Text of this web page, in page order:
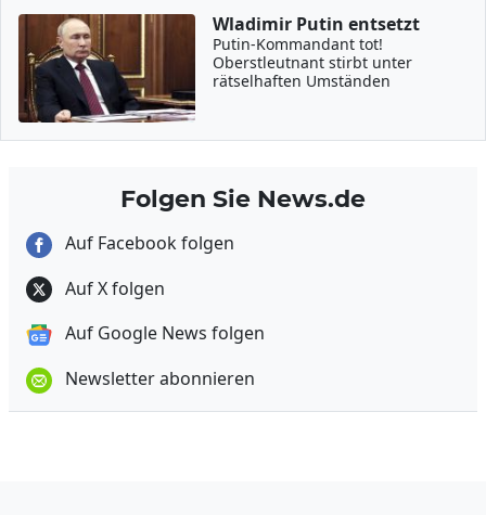
Wladimir Putin entsetzt
Putin-Kommandant tot!
Oberstleutnant stirbt unter
rätselhaften Umständen
Folgen Sie News.de
Auf Facebook folgen
Auf X folgen
Auf Google News folgen
Newsletter abonnieren